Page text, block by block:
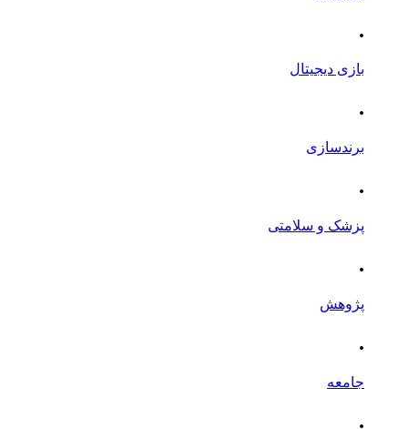
.
بازی دیجیتال
.
برندسازی
.
پزشک و سلامتی
.
پژوهش
.
جامعه
.